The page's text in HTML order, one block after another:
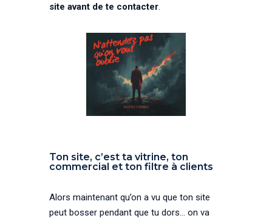
site avant de te contacter.
Ton site, c’est ta vitrine, ton
commercial et ton filtre à clients
Alors maintenant qu’on a vu que ton site
peut bosser pendant que tu dors… on va